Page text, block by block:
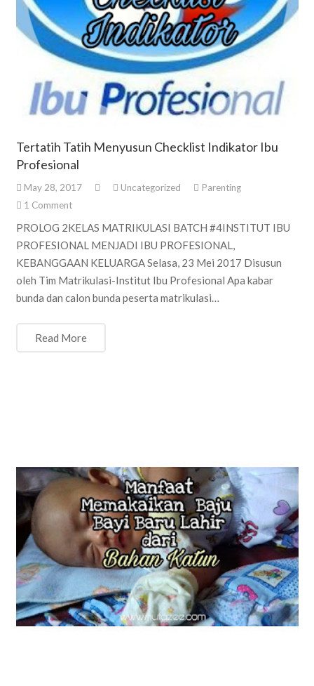
Tertatih Tatih Menyusun Checklist Indikator Ibu
Profesional
May 28, 2017 Uncategorized
Parenting
1 Comment
PROLOG 2KELAS MATRIKULASI BATCH #4INSTITUT IBU
PROFESIONAL MENJADI IBU PROFESIONAL,
KEBANGGAAN KELUARGA Selasa, 23 Mei 2017 Disusun
oleh Tim Matrikulasi-Institut Ibu Profesional Apa kabar
bunda dan calon bunda peserta matrikulasi…
Read More